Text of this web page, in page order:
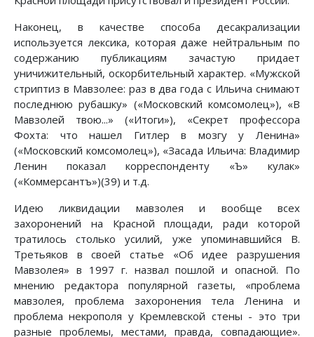
Наконец, в качестве способа десакрализации
используется лексика, которая даже нейтральным по
содержанию публикациям зачастую придает
уничижительный, оскорбительный характер. «Мужской
стриптиз в Мавзолее: раз в два года с Ильича снимают
последнюю рубашку» («Московский комсомолец»), «В
Мавзолей твою...» («Итоги»), «Секрет профессора
Фохта: что нашел Гитлер в мозгу у Ленина»
(«Московский комсомолец»), «Засада Ильича: Владимир
Ленин показал корреспонденту «Ъ» кулак»
(«Коммерсантъ»)(39) и т.д.
Идею ликвидации мавзолея и вообще всех
захоронений на Красной площади, ради которой
тратилось столько усилий, уже упоминавшийся В.
Третьяков в своей статье «Об идее разрушения
Мавзолея» в 1997 г. назвал пошлой и опасной. По
мнению редактора популярной газеты, «проблема
мавзолея, проблема захоронения тела Ленина и
проблема некрополя у Кремлевской стены - это три
разные проблемы, местами, правда, совпадающие».